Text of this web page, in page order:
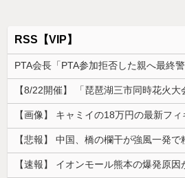
RSS【VIP】
【速報】 イオンモール熊本の爆発原因